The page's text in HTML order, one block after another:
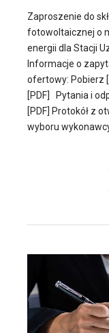
Zaproszenie do
fotowoltaicznej o
energii dla Stacji
Informacje o
ofertowy: Pobierz
[PDF] Pytania i
[PDF] Protokół z
wyboru